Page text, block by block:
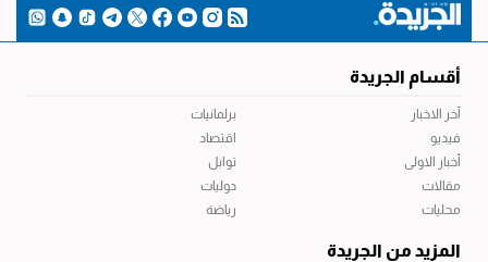
أقسام الجريدة
آخر الاخبار
فيديو
أخبار الاولى
مقالات
محليات
برلمانيات
اقتصاد
توابل
دوليات
رياضة
المزيد من الجريدة